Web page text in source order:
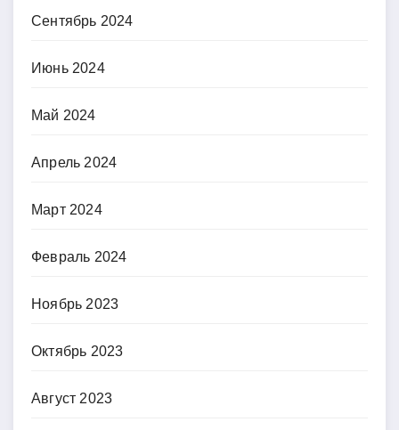
Сентябрь 2024
Июнь 2024
Май 2024
Апрель 2024
Март 2024
Февраль 2024
Ноябрь 2023
Октябрь 2023
Август 2023